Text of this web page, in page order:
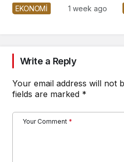
Zorlaşıyor
EKONOMİ 1 week ago
Write a Reply
Your email address will not
fields are marked *
Your Comment *